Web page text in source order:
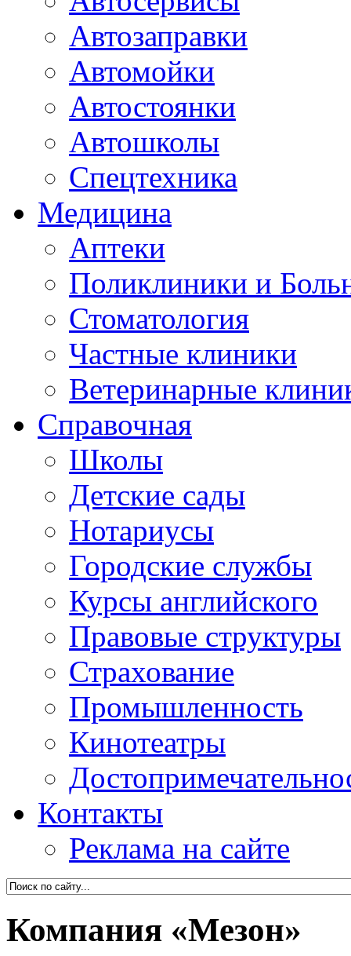
Автозаправки
Автомойки
Автостоянки
Автошколы
Спецтехника
Медицина
Аптеки
Поликлиники и
Стоматология
Частные клиники
Ветеринарные
Справочная
Школы
Детские сады
Нотариусы
Городские службы
Курсы английского
Правовые структуры
Страхование
Промышленность
Кинотеатры
Контакты
Реклама на сайте
Компания «Мезон»